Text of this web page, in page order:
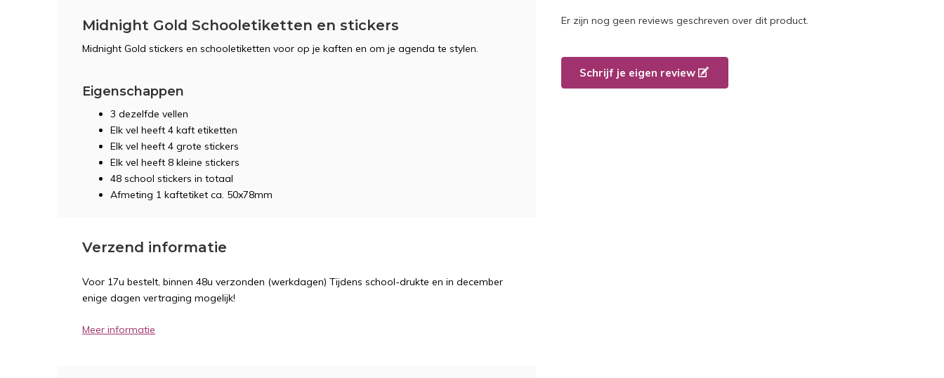
Midnight Gold Schooletiketten en stickers
Midnight Gold stickers en schooletiketten voor op je kaften en om je agenda te stylen.
Eigenschappen
3 dezelfde vellen
Elk vel heeft 4 kaft etiketten
Elk vel heeft 4 grote stickers
Elk vel heeft 8 kleine stickers
48 school stickers in totaal
Afmeting 1 kaftetiket ca. 50x78mm
Verzend informatie
Voor 17u bestelt, binnen 48u verzonden (werkdagen) Tijdens school-drukte en in december
enige dagen vertraging mogelijk!
Meer informatie
Er zijn nog geen reviews geschreven over dit product.
Schrijf je eigen review